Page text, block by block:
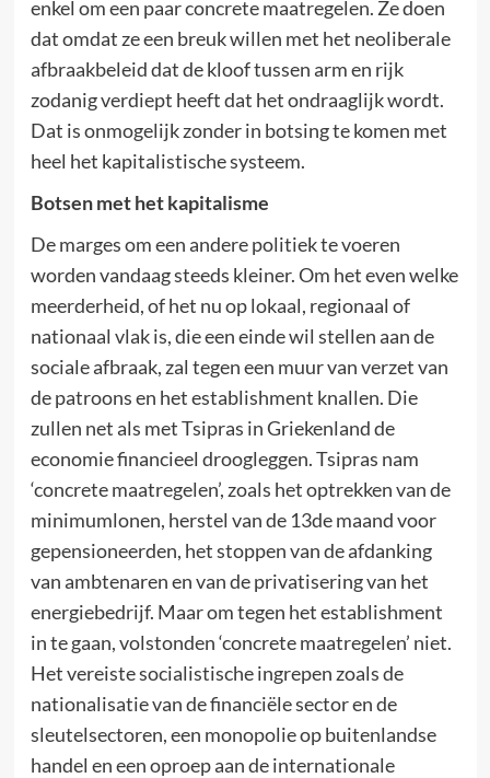
enkel om een paar concrete maatregelen. Ze doen
dat omdat ze een breuk willen met het neoliberale
afbraakbeleid dat de kloof tussen arm en rijk
zodanig verdiept heeft dat het ondraaglijk wordt.
Dat is onmogelijk zonder in botsing te komen met
heel het kapitalistische systeem.
Botsen met het kapitalisme
De marges om een andere politiek te voeren
worden vandaag steeds kleiner. Om het even welke
meerderheid, of het nu op lokaal, regionaal of
nationaal vlak is, die een einde wil stellen aan de
sociale afbraak, zal tegen een muur van verzet van
de patroons en het establishment knallen. Die
zullen net als met Tsipras in Griekenland de
economie financieel droogleggen. Tsipras nam
‘concrete maatregelen’, zoals het optrekken van de
minimumlonen, herstel van de 13de maand voor
gepensioneerden, het stoppen van de afdanking
van ambtenaren en van de privatisering van het
energiebedrijf. Maar om tegen het establishment
in te gaan, volstonden ‘concrete maatregelen’ niet.
Het vereiste socialistische ingrepen zoals de
nationalisatie van de financiële sector en de
sleutelsectoren, een monopolie op buitenlandse
handel en een oproep aan de internationale